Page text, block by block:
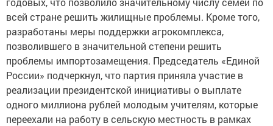
всей стране решить жилищные проблемы. Кроме того,
разработаны меры поддержки агрокомплекса,
позволившего в значительной степени решить
проблемы импортозамещения. Председатель «Единой
России» подчеркнул, что партия приняла участие в
реализации президентской инициативы о выплате
одного миллиона рублей молодым учителям, которые
переехали на работу в сельскую местность в рамках